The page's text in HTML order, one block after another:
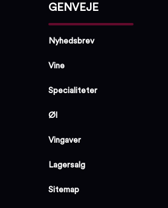
GENVEJE
Nyhedsbrev
Vine
Specialiteter
Øl
Vingaver
Lagersalg
Sitemap